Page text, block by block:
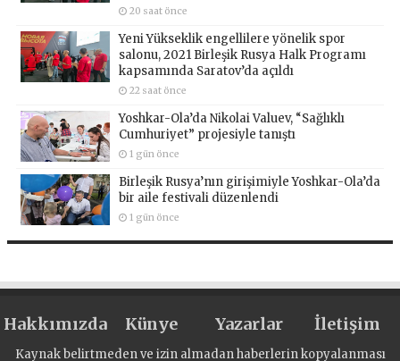
20 saat önce
Yeni Yükseklik engellilere yönelik spor
salonu, 2021 Birleşik Rusya Halk Programı
kapsamında Saratov’da açıldı
22 saat önce
Yoshkar-Ola’da Nikolai Valuev, “Sağlıklı
Cumhuriyet” projesiyle tanıştı
1 gün önce
Birleşik Rusya’nın girişimiyle Yoshkar-Ola’da
bir aile festivali düzenlendi
1 gün önce
Hakkımızda Künye Yazarlar İletişim
Kaynak belirtmeden ve izin almadan haberlerin kopyalanması